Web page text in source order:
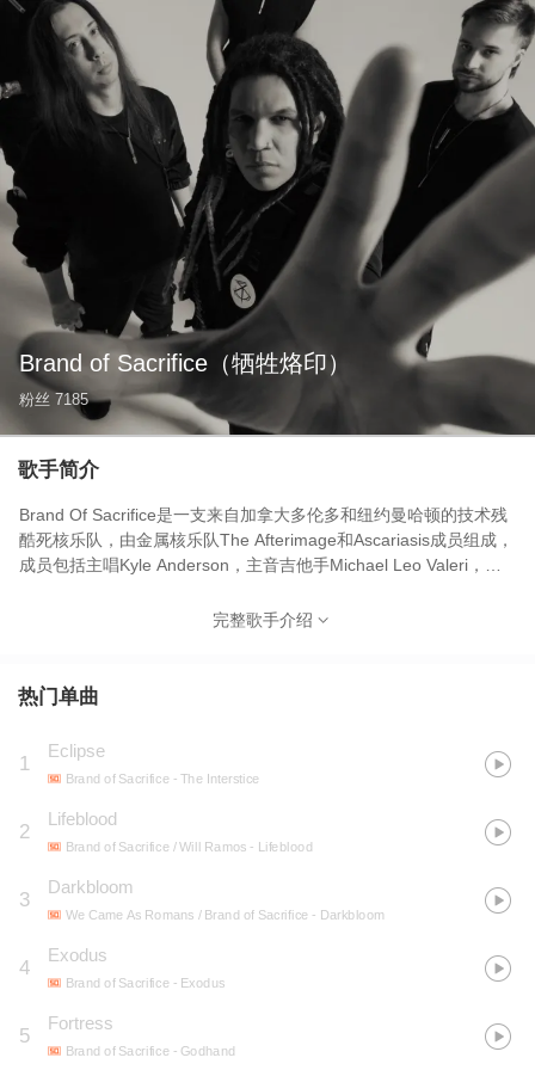
Brand of Sacrifice （牺牲烙印）
粉丝 7185
歌手简介
Brand Of Sacrifice是一支来自加拿大多伦多和纽约曼哈顿的技术残
酷死核乐队，由金属核乐队The Afterimage和Ascariasis成员组成，
成员包括主唱Kyle Anderson，主音吉他手Michael Leo Valeri，节
在音乐上，乐队从残酷死亡金属中提取元素，并将其融入死核，同
完整歌手介绍
热门单曲
1
Eclipse
Brand of Sacrifice - The Interstice
2
Lifeblood
Brand of Sacrifice / Will Ramos - Lifeblood
3
Darkbloom
We Came As Romans / Brand of Sacrifice - Darkbloom
4
Exodus
Brand of Sacrifice - Exodus
5
Fortress
Brand of Sacrifice - Godhand